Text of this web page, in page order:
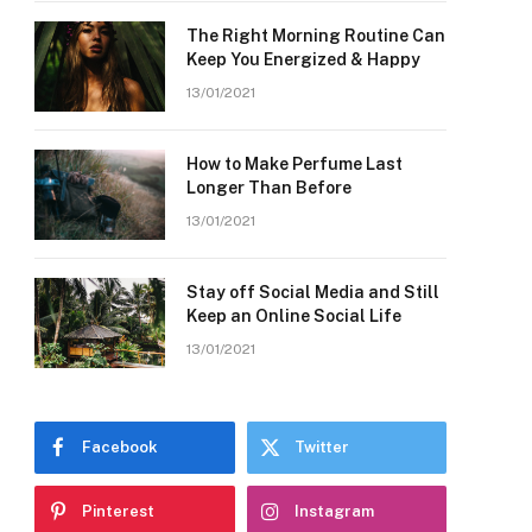
The Right Morning Routine Can
Keep You Energized & Happy
13/01/2021
How to Make Perfume Last
Longer Than Before
13/01/2021
Stay off Social Media and Still
Keep an Online Social Life
13/01/2021
Facebook Twitter
Pinterest Instagram